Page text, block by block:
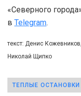
«Северного
в Telegram.
текст: Денис
Николай Щипко
ТЕПЛЫЕ ОСТАНОВКИ